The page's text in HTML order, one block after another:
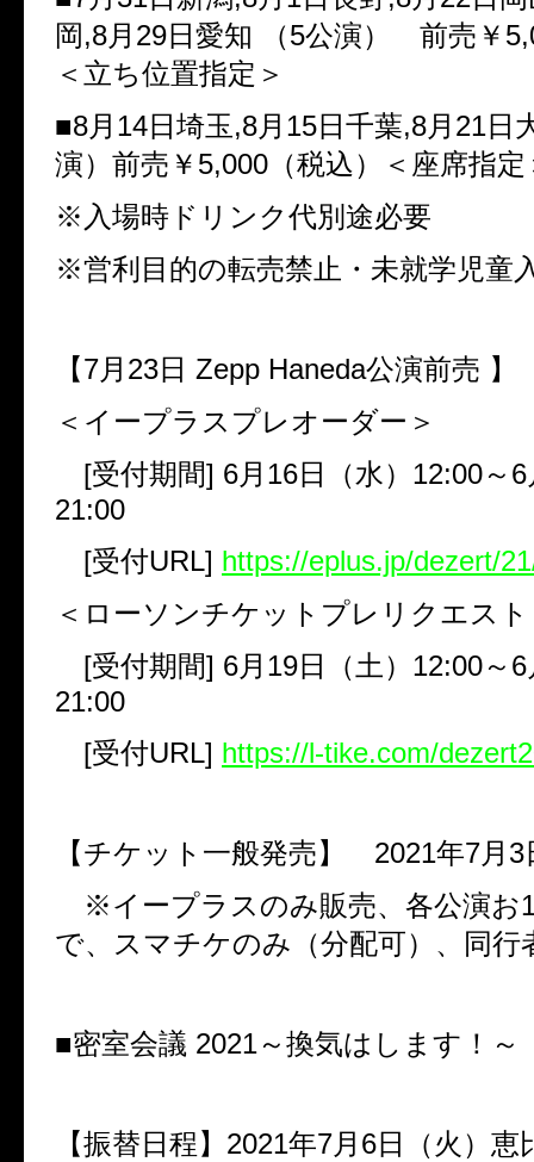
岡 ,8月 29日愛知 （5公演） 前売￥
＜立ち位置指定＞
■8月 14日埼玉,8月 15日千葉,8月 21日
演）前売￥ 5,000 （税込）＜座席指定
※入場時ドリンク代別途必要
※営利目的の転売禁止・未就学児童
【7月 23日 Zepp Haneda公演前売 】
＜イープラスプレオーダー＞
[受付期間] 6月 16日（水） 12:00～ 6
21:00
[受付URL] https://eplus.jp/dezert/
＜ローソンチケットプレリクエス
[受付期間] 6月 19日（土） 12:00～ 6
21:00
[受付URL] https://l-tike.com/
【チケット一般発売】 2021年7月 3
※イープラスのみ販売、各公演お
で、スマチケのみ（分配可）、同行
■密室会議 2021～換気はします！～
【振替日程】 2021年7月 6日（火）恵